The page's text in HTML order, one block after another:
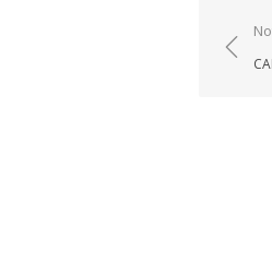
de